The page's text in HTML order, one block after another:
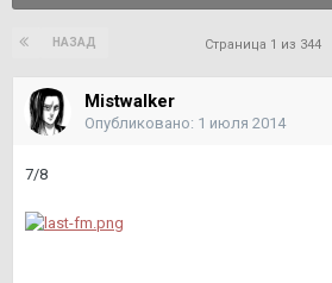
НАЗАД Страница 1 из 344
Mistwalker
Опубликовано: 1 июля 2014
7/8